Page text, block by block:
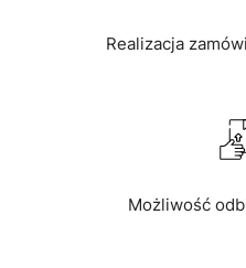
Realizacja
Możliwość